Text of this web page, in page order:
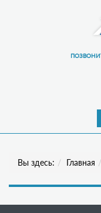
Вы здесь: Главная